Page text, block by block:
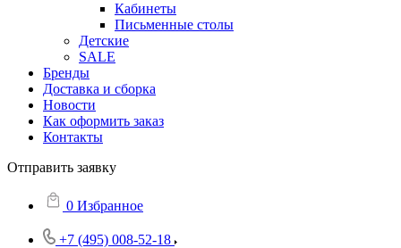
Кабинеты
Письменные столы
Детские
SALE
Бренды
Доставка и сборка
Новости
Как оформить заказ
Контакты
Отправить заявку
0 Избранное
+7 (495) 008-52-18